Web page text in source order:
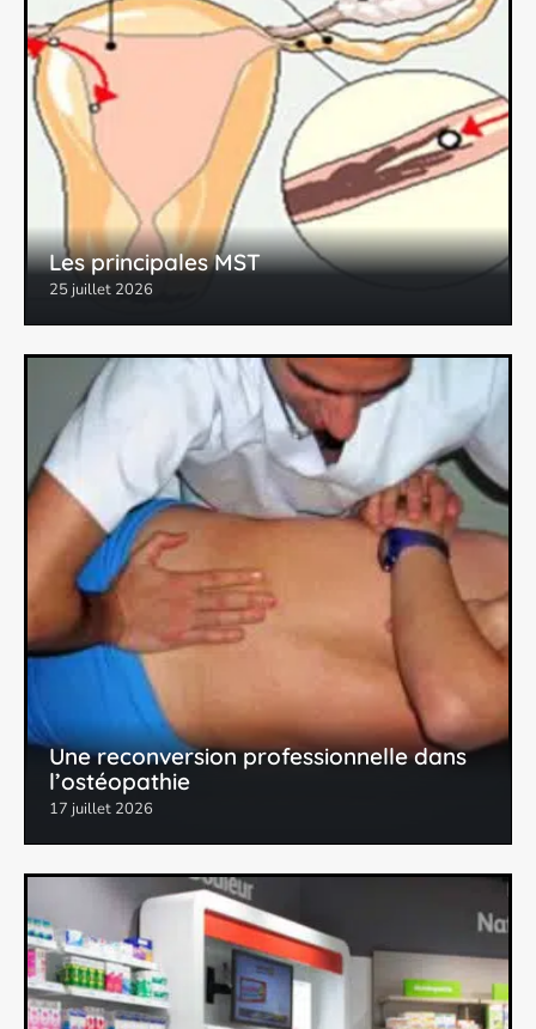
Les principales MST
25 juillet 2026
Une reconversion professionnelle dans
l’ostéopathie
17 juillet 2026